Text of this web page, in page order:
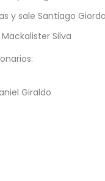
y sale Santiago
Silva
Giraldo